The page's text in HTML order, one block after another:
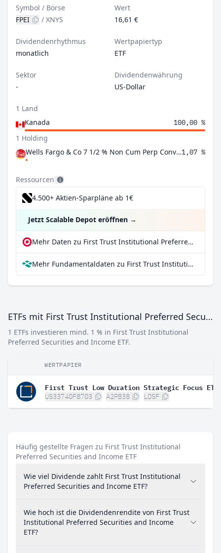
Symbol / Börse
FPEI
/ XNYS
Wert
16,61 €
Dividendenrhythmus
monatlich
Wertpapiertyp
ETF
Sektor
-
Dividendenwährung
US-Dollar
1 Land
Kanada
100,00 %
1 Holding
Wells Fargo & Co 7 1/2 % Non Cum Perp Conv Pfd Shs -A- Series -L-1,07 %
Ressourcen
4.500+ Aktien-Sparpläne ab 1€
Jetzt Scalable Depot eröffnen →
Mehr Daten zu First Trust Institutional Preferred Securities and Income ETF bei extraETF
Mehr Fundamentaldaten zu First Trust Institutional Preferred Securities and Income ETF bei Parqet
ETFs mit First Trust Institutional Preferred Securities and Income ETF
1 ETFs investieren mind. 1 % in First Trust Institutional
Preferred Securities and Income ETF.
WERTPAPIER
First Trust Low Duration Strategic Focus ETF
US33740F8703 A2PB38 LDSF
Häufig gestellte Fragen zu First Trust Institutional
Preferred Securities and Income ETF
Wie viel Dividende zahlt First Trust Institutional
Preferred Securities and Income ETF?
Wie hoch ist die Dividendenrendite von First Trust
Institutional Preferred Securities and Income
ETF?